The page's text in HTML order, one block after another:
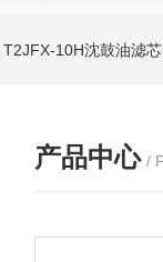
T2JFX-10H沈鼓油滤芯
产品中心 /